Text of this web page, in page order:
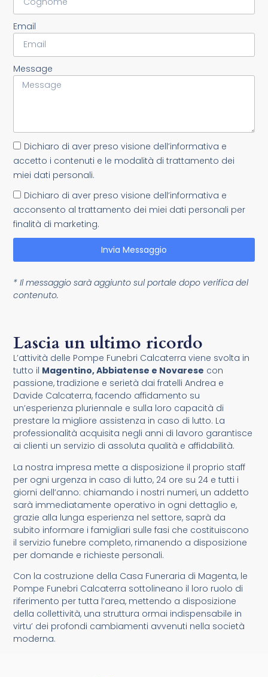
Lascia un ultimo ricordo
L’attività delle Pompe Funebri Calcaterra viene svolta in
tutto il Magentino, Abbiatense e Novarese con
passione, tradizione e serietà dai fratelli Andrea e
Davide Calcaterra, facendo affidamento su
un’esperienza pluriennale e sulla loro capacità di
prestare la migliore assistenza in caso di lutto. La
professionalità acquisita negli anni di lavoro garantisce
ai clienti un servizio di assoluta qualità e affidabilità.
La nostra impresa mette a disposizione il proprio staff
per ogni urgenza in caso di lutto, 24 ore su 24 e tutti i
giorni dell’anno: chiamando i nostri numeri, un addetto
sarà immediatamente operativo in ogni dettaglio e,
grazie alla lunga esperienza nel settore, saprà da
subito informare i famigliari sulle fasi che costituiscono
il servizio funebre completo, rimanendo a disposizione
per domande e richieste personali.
Con la costruzione della Casa Funeraria di Magenta, le
Pompe Funebri Calcaterra sottolineano il loro ruolo di
riferimento per tutta l’area, mettendo a disposizione
della collettività, una struttura ormai indispensabile in
virtu’ dei profondi cambiamenti avvenuti nella società
moderna.
Email
Message
Dichiaro di aver preso visione dell’informativa e
accetto i contenuti e le modalità di trattamento dei
miei dati personali.
Dichiaro di aver preso visione dell’informativa e
acconsento al trattamento dei miei dati personali per
finalità di marketing.
Invia Messaggio
* Il messaggio sarà aggiunto sul portale dopo verifica del
contenuto.